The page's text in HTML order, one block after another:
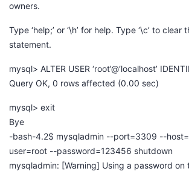
owners.
Type ‘help;’ or ‘\h’ for help. Type ‘\c’ to
statement.
mysql> ALTER USER ‘root’@‘localhost’
Query OK, 0 rows affected (0.00 sec)
mysql> exit
Bye
-bash-4.2$ mysqladmin --port=3309 --
user=root --password=123456 shutdown
mysqladmin: [Warning] Using a password on